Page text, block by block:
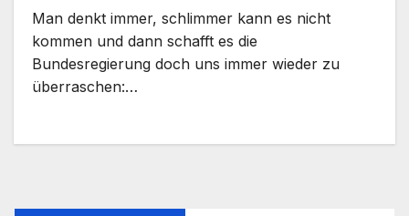
Man denkt immer, schlimmer kann es nicht
kommen und dann schafft es die
Bundesregierung doch uns immer wieder zu
überraschen:…